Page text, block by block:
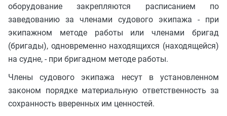
оборудование закрепляются расписанием по
заведованию за членами судового экипажа - при
экипажном методе работы или членами бригад
(бригады), одновременно находящихся (находящейся)
на судне, - при бригадном методе работы.
Члены судового экипажа несут в установленном
законом порядке материальную ответственность за
сохранность вверенных им ценностей.